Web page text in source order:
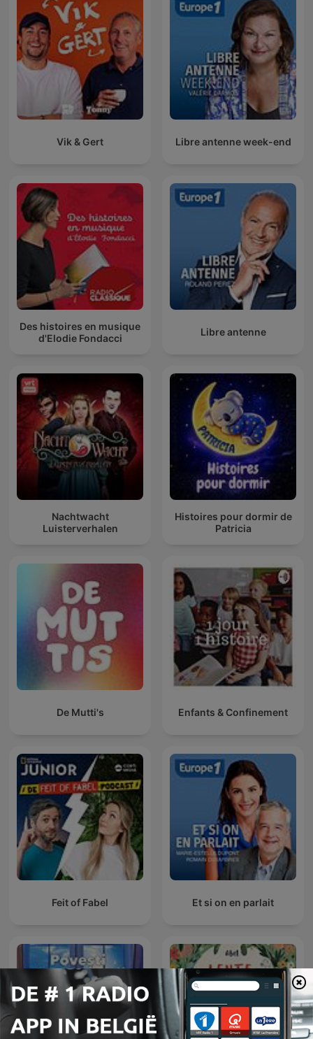
Vik & Gert Libre antenne week-end
Des histoires en musique
d'Elodie Fondacci
Libre antenne
Nachtwacht
Luisterverhalen
Histoires pour dormir de
Patricia
De Mutti's Enfants & Confinement
Feit of Fabel Et si on en parlait